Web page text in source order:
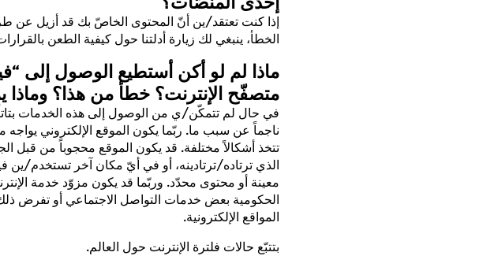
إذا كنت تعتقد/ين أنّ المحتوى الخاصّ بك قد أزيل
الخطأ، ينبغي لك زيارة أدلتنا حول كيفية الطعن
ماذا لم لو أكن أستطيع الوصول إلى
متصفّح الإنترنت؟ خطأ من هذا؟ وماذا
في حال لم تتمكّن/ي من الوصول إلى هذه الخدمات
ناجماً عن سبب ما. ربّما يكون الموقع الإلكتروني
تتخذ أشكالاً مختلفة. قد يكون الموقع محجوباً من قبل
الذي ترتاده/ترتادينه، أو في أيّ مكان آخر تستخدم/
معينة أو محتوى محدّد. وربّما قد يكون مزوّد خدمة
الحكومية بعض خدمات التواصل الاجتماعي أو تفرض
المواقع الإلكترونية.
بتتبّع حالات فلترة الإنترنت حول العالم.